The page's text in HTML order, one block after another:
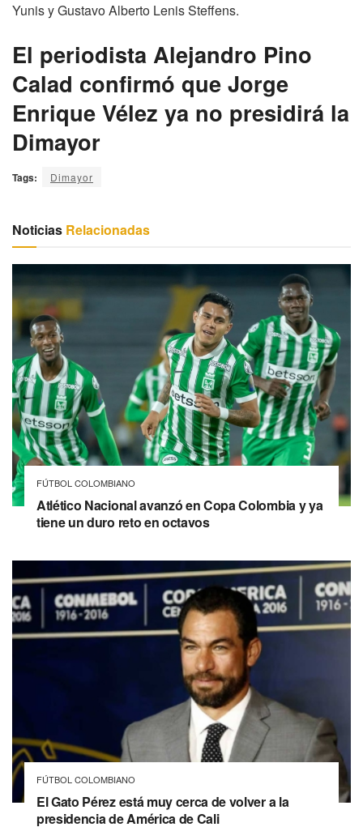
Yunis y Gustavo Alberto Lenis Steffens.
El periodista Alejandro Pino
Calad confirmó que Jorge
Enrique Vélez ya no presidirá la
Dimayor
Tags: Dimayor
Noticias Relacionadas
FÚTBOL COLOMBIANO
Atlético Nacional avanzó en Copa Colombia y ya
tiene un duro reto en octavos
FÚTBOL COLOMBIANO
El Gato Pérez está muy cerca de volver a la
presidencia de América de Cali